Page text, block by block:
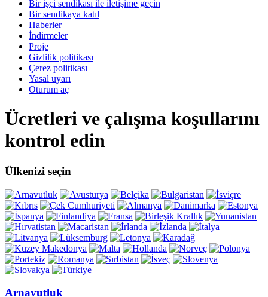
Bir işçi sendikası ile iletişime geçin
Bir sendikaya katıl
Haberler
İndirmeler
Proje
Gizlilik politikası
Çerez politikası
Yasal uyarı
Oturum aç
Ücretleri ve çalışma koşullarını
kontrol edin
Ülkenizi seçin
Arnavutluk